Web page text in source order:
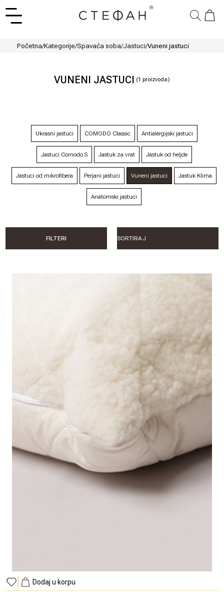
Početna/Kategorije/Spavaća soba/Jastuci/Vuneni jastuci
VUNENI JASTUCI (1 proizvoda)
Ukrasni jastuci COMODO Classic Antialergijski jastuci
Jastuci Comodo S Jastuk za vrat Jastuk od heljde
Jastuci od mikrofibera Perjani jastuci Vuneni jastuci Jastuk Klima
Anatomski jastuci
FILTERI
Dodaj u korpu